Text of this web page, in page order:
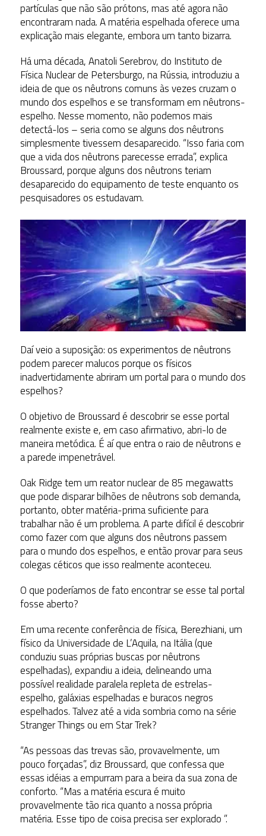
partículas que não são prótons, mas até agora não
encontraram nada. A matéria espelhada oferece uma
explicação mais elegante, embora um tanto bizarra.
Há uma década, Anatoli Serebrov, do Instituto de
Física Nuclear de Petersburgo, na Rússia, introduziu a
ideia de que os nêutrons comuns às vezes cruzam o
mundo dos espelhos e se transformam em nêutrons-
espelho. Nesse momento, não podemos mais
detectá-los – seria como se alguns dos nêutrons
simplesmente tivessem desaparecido. “Isso faria com
que a vida dos nêutrons parecesse errada”, explica
Broussard, porque alguns dos nêutrons teriam
desaparecido do equipamento de teste enquanto os
pesquisadores os estudavam.
Daí veio a suposição: os experimentos de nêutrons
podem parecer malucos porque os físicos
inadvertidamente abriram um portal para o mundo dos
espelhos?
O objetivo de Broussard é descobrir se esse portal
realmente existe e, em caso afirmativo, abri-lo de
maneira metódica. É aí que entra o raio de nêutrons e
a parede impenetrável.
Oak Ridge tem um reator nuclear de 85 megawatts
que pode disparar bilhões de nêutrons sob demanda,
portanto, obter matéria-prima suficiente para
trabalhar não é um problema. A parte difícil é descobrir
como fazer com que alguns dos nêutrons passem
para o mundo dos espelhos, e então provar para seus
colegas céticos que isso realmente aconteceu.
O que poderíamos de fato encontrar se esse tal portal
fosse aberto?
Em uma recente conferência de física, Berezhiani, um
físico da Universidade de L’Aquila, na Itália (que
conduziu suas próprias buscas por nêutrons
espelhadas), expandiu a ideia, delineando uma
possível realidade paralela repleta de estrelas-
espelho, galáxias espelhadas e buracos negros
espelhados. Talvez até a vida sombria como na série
Stranger Things ou em Star Trek?
“As pessoas das trevas são, provavelmente, um
pouco forçadas”, diz Broussard, que confessa que
essas idéias a empurram para a beira da sua zona de
conforto. “Mas a matéria escura é muito
provavelmente tão rica quanto a nossa própria
matéria. Esse tipo de coisa precisa ser explorado ”.